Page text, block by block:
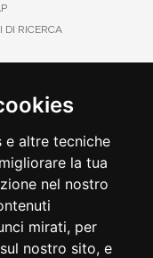
e altre tecniche
la tua
nel nostro
mirati, per
nostro sito, e
DI RICERCA
DI CREDITO